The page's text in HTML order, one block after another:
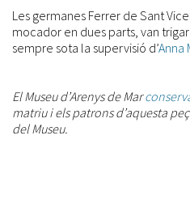
Les germanes Ferrer de Sant
mocador en dues parts, van
sempre sota la supervisió d’Anna
El Museu d’Arenys de Mar
matriu i els patrons d’aquesta
del Museu.